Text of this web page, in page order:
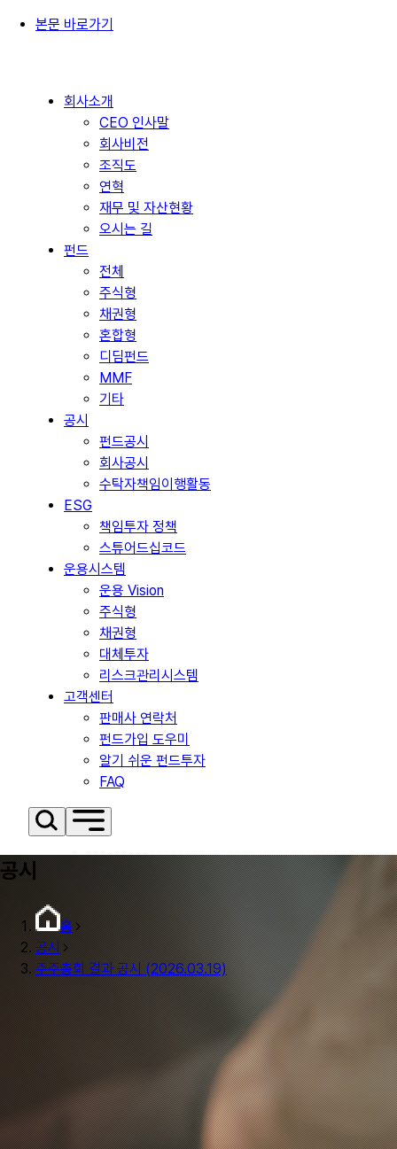
본문 바로가기
회사소개
CEO 인사말
회사비전
조직도
연혁
재무 및 자산현황
오시는 길
펀드
전체
주식형
채권형
혼합형
디딤펀드
MMF
기타
공시
펀드공시
회사공시
수탁자책임이행활동
ESG
책임투자 정책
스튜어드십코드
운용시스템
운용 Vision
주식형
채권형
대체투자
리스크관리시스템
고객센터
판매사 연락처
펀드가입 도우미
알기 쉬운 펀드투자
FAQ
공시
홈
공시
주주총회 결과 공시 (2026.03.19)